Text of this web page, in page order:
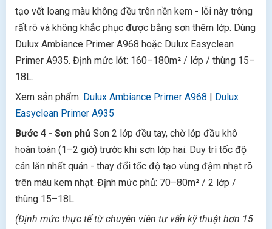
tạo vết loang màu không đều trên nền kem - lỗi này trông
rất rõ và không khắc phục được bằng sơn thêm lớp. Dùng
Dulux Ambiance Primer A968 hoặc Dulux Easyclean
Primer A935. Định mức lót: 160–180m² / lớp / thùng 15–
18L.
Xem sản phẩm: Dulux Ambiance Primer A968 | Dulux
Easyclean Primer A935
Bước 4 - Sơn phủ Sơn 2 lớp đều tay, chờ lớp đầu khô
hoàn toàn (1–2 giờ) trước khi sơn lớp hai. Duy trì tốc độ
cán lăn nhất quán - thay đổi tốc độ tạo vùng đậm nhạt rõ
trên màu kem nhạt. Định mức phủ: 70–80m² / 2 lớp /
thùng 15–18L.
(Định mức thực tế từ chuyên viên tư vấn kỹ thuật hơn 15